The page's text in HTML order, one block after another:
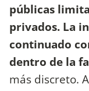
públicas
privados. La
continuado
dentro de la
más discreto.